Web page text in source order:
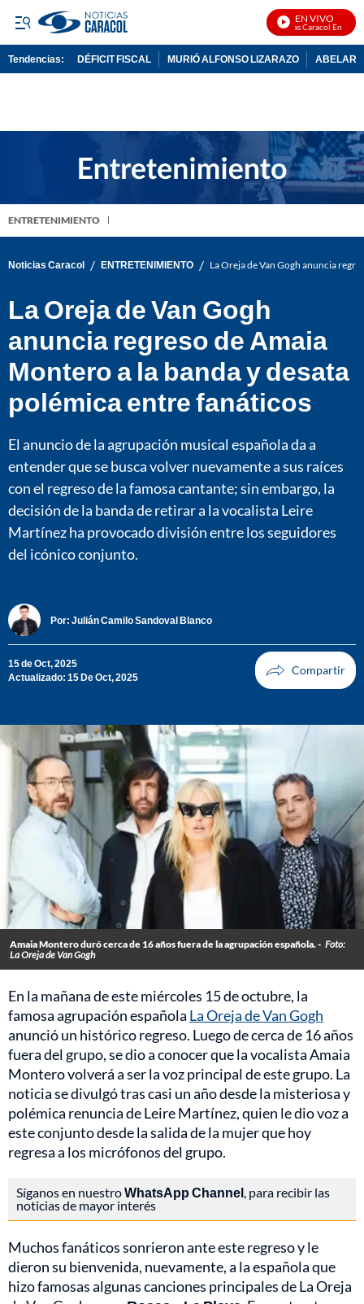
EN VIVO
Noticias Caracol En Vivo
Tendencias: DÉFICIT FISCAL MURIÓ ALFONSO LIZARAZO
ENTRETENIMIENTO
Noticias Caracol / ENTRETENIMIENTO / La Oreja de Van Gogh anuncia
La Oreja de Van Gogh
anuncia regreso de Amaia
Montero a la banda y desata
polémica entre fanáticos
El anuncio de la agrupación musical española da a
entender que se busca volver nuevamente a sus raíces
con el regreso de la famosa cantante; sin embargo, la
decisión de la banda de retirar a la vocalista Leire
Martínez ha provocado división entre los seguidores
del icónico conjunto.
Por: Julián Camilo Sandoval Blanco
15 de Oct, 2025
Actualizado: 15 De Oct, 2025
Amaia Montero duró cerca de 16 años fuera de la agrupación española. - Foto:
La Oreja de Van Gogh
En la mañana de este miércoles 15 de octubre, la
famosa agrupación española La Oreja de Van Gogh
anunció un histórico regreso. Luego de cerca de 16 años
fuera del grupo, se dio a conocer que la vocalista Amaia
Montero volverá a ser la voz principal de este grupo. La
noticia se divulgó tras casi un año desde la misteriosa y
polémica renuncia de Leire Martínez, quien le dio voz a
este conjunto desde la salida de la mujer que hoy
regresa a los micrófonos del grupo.
Síganos en nuestroWhatsApp Channel, para recibir las
noticias de mayor interés
Muchos fanáticos sonrieron ante este regreso y le
dieron su bienvenida, nuevamente, a la española que
hizo famosas algunas canciones principales de La Oreja